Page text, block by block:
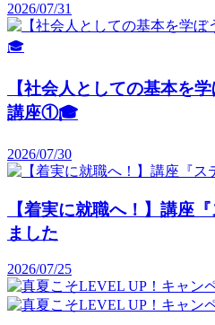
2026/07/31
【社会人としての基本を
講座①🎓️
2026/07/30
【着実に就職へ！】講座
ました
2026/07/25